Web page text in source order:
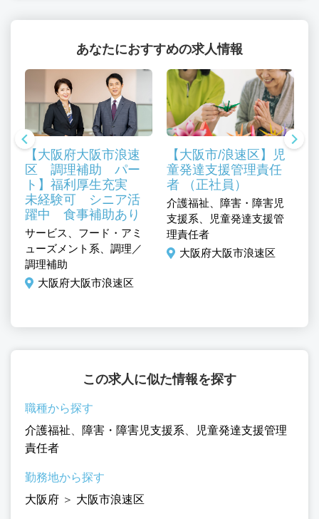
あなたにおすすめの求人情報
【大阪府大阪市浪速
区 調理補助 パー
ト】福利厚生充実
未経験可 シニア活
躍中 食事補助あり
サービス、フード・アミ
ューズメント系、調理／
調理補助
大阪府大阪市浪速区
【大阪市/浪速区】児
童発達支援管理責任
者 （正社員）
介護福祉、障害・障害児
支援系、児童発達支援管
理責任者
大阪府大阪市浪速区
この求人に似た情報を探す
職種から探す
介護福祉、 障害・障害児支援系、
児童発達支援管理
責任者
勤務地から探す
大阪府 ＞ 大阪市浪速区